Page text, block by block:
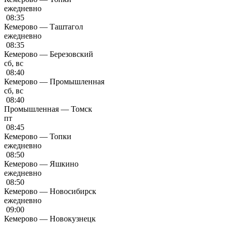
ежедневно
08:35
Кемерово — Таштагол
ежедневно
08:35
Кемерово — Березовский
сб, вс
08:40
Кемерово — Промышленная
сб, вс
08:40
Промышленная — Томск
пт
08:45
Кемерово — Топки
ежедневно
08:50
Кемерово — Яшкино
ежедневно
08:50
Кемерово — Новосибирск
ежедневно
09:00
Кемерово — Новокузнецк